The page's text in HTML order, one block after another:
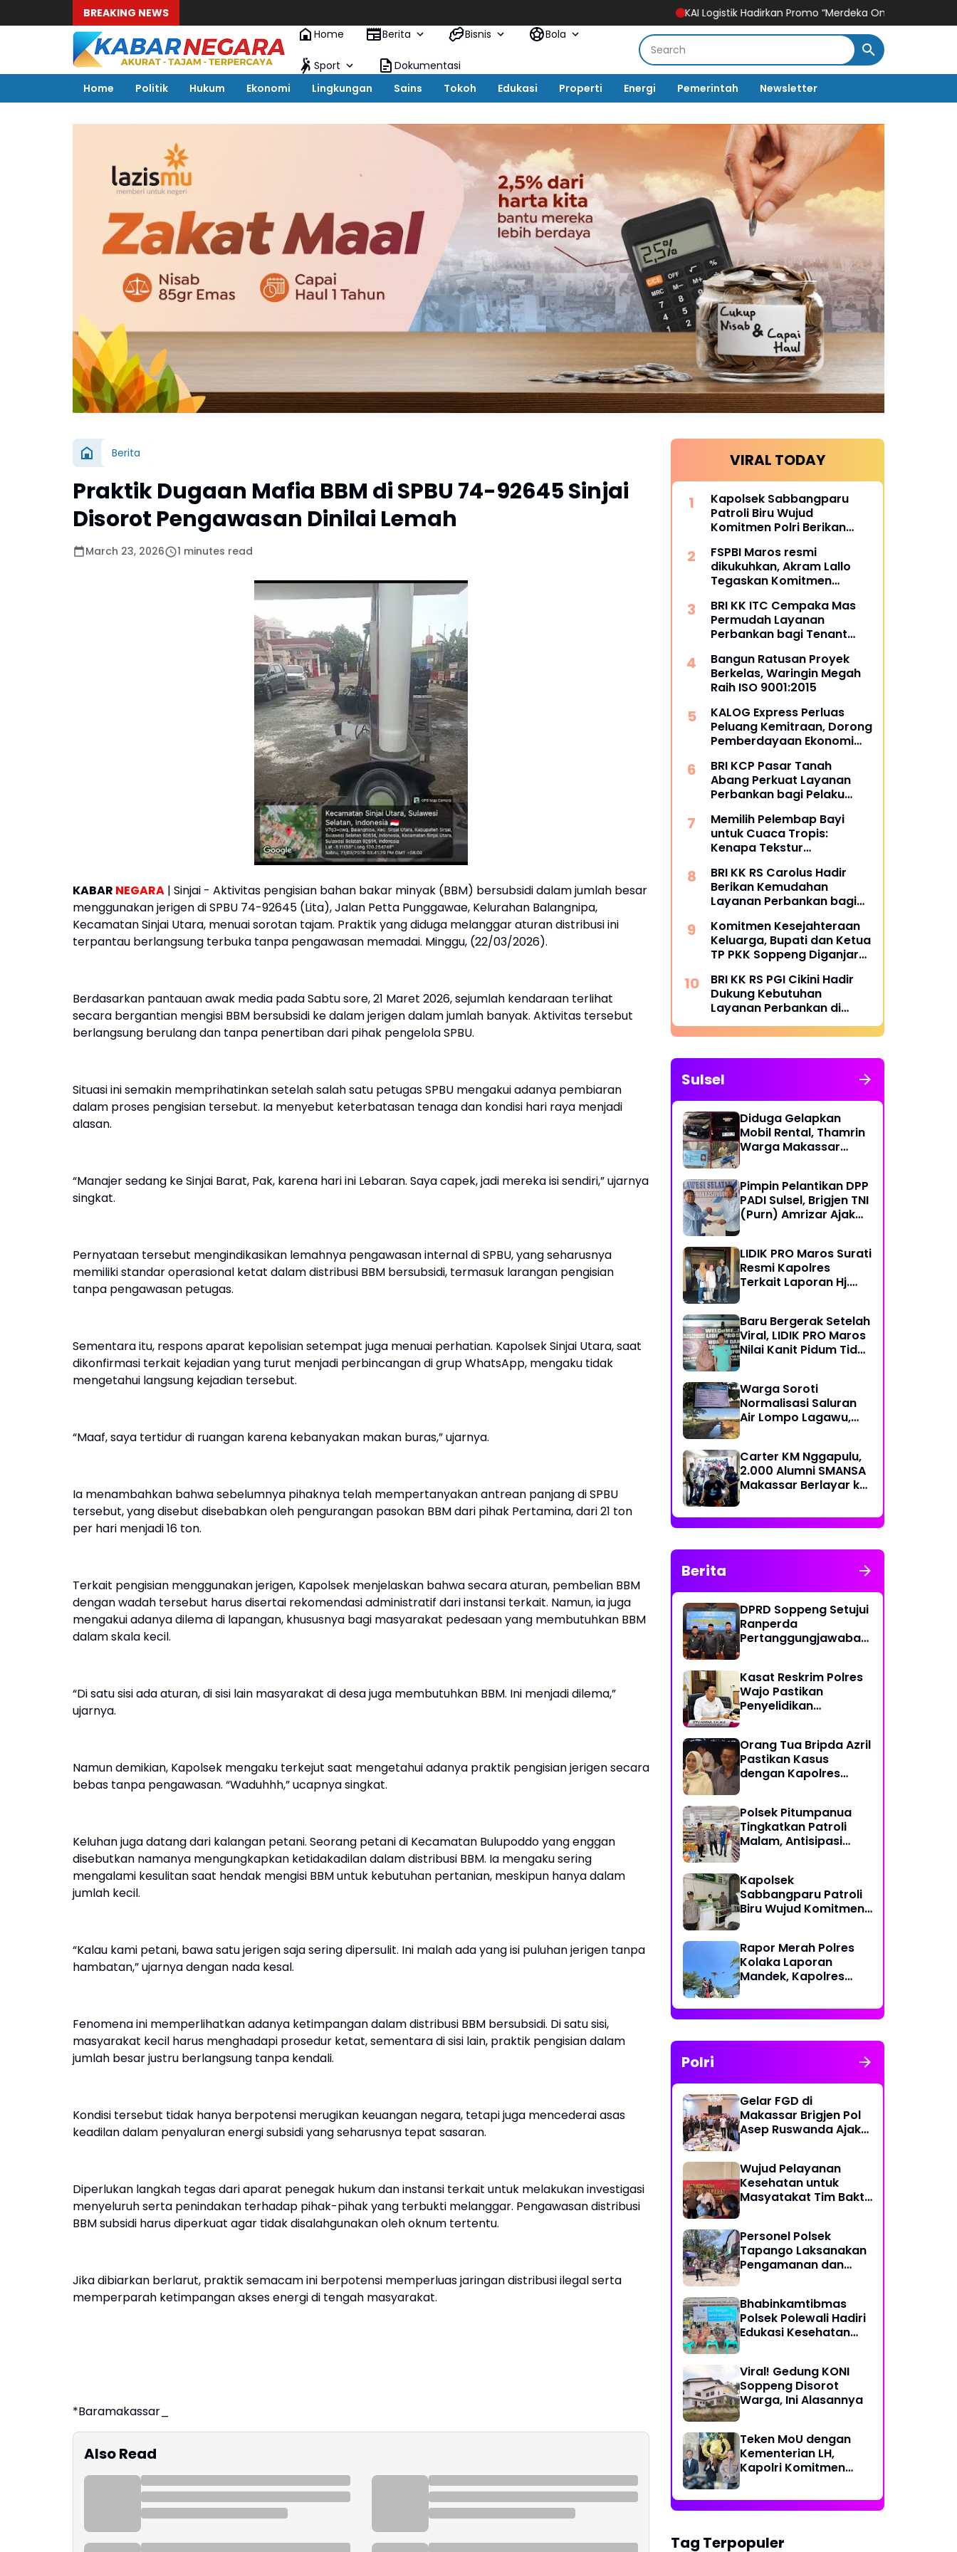
BREAKING NEWS
KAI Logistik Hadirkan Promo “Merdeka Ongkir” untuk Pengiriman Paket
Home
Berita Bisnis Bola
Sport
Dokumentasi
Home
Politik Hukum Ekonomi Lingkungan Sains Tokoh Edukasi Properti Energi Pemerintah Newsletter
Berita
Praktik Dugaan Mafia BBM di SPBU 74-92645 Sinjai
Disorot Pengawasan Dinilai Lemah
March 23, 2026 1 minutes read
KABAR NEGARA | Sinjai - Aktivitas pengisian bahan bakar minyak (BBM) bersubsidi dalam jumlah besar
menggunakan jerigen di SPBU 74-92645 (Lita), Jalan Petta Punggawae, Kelurahan Balangnipa,
Kecamatan Sinjai Utara, menuai sorotan tajam. Praktik yang diduga melanggar aturan distribusi ini
terpantau berlangsung terbuka tanpa pengawasan memadai. Minggu, (22/03/2026).
Berdasarkan pantauan awak media pada Sabtu sore, 21 Maret 2026, sejumlah kendaraan terlihat
secara bergantian mengisi BBM bersubsidi ke dalam jerigen dalam jumlah banyak. Aktivitas tersebut
berlangsung berulang dan tanpa penertiban dari pihak pengelola SPBU.
Situasi ini semakin memprihatinkan setelah salah satu petugas SPBU mengakui adanya pembiaran
dalam proses pengisian tersebut. Ia menyebut keterbatasan tenaga dan kondisi hari raya menjadi
alasan.
“Manajer sedang ke Sinjai Barat, Pak, karena hari ini Lebaran. Saya capek, jadi mereka isi sendiri,” ujarnya
singkat.
Pernyataan tersebut mengindikasikan lemahnya pengawasan internal di SPBU, yang seharusnya
memiliki standar operasional ketat dalam distribusi BBM bersubsidi, termasuk larangan pengisian
tanpa pengawasan petugas.
Sementara itu, respons aparat kepolisian setempat juga menuai perhatian. Kapolsek Sinjai Utara, saat
dikonfirmasi terkait kejadian yang turut menjadi perbincangan di grup WhatsApp, mengaku tidak
mengetahui langsung kejadian tersebut.
“Maaf, saya tertidur di ruangan karena kebanyakan makan buras,” ujarnya.
Ia menambahkan bahwa sebelumnya pihaknya telah mempertanyakan antrean panjang di SPBU
tersebut, yang disebut disebabkan oleh pengurangan pasokan BBM dari pihak Pertamina, dari 21 ton
per hari menjadi 16 ton.
Terkait pengisian menggunakan jerigen, Kapolsek menjelaskan bahwa secara aturan, pembelian BBM
dengan wadah tersebut harus disertai rekomendasi administratif dari instansi terkait. Namun, ia juga
mengakui adanya dilema di lapangan, khususnya bagi masyarakat pedesaan yang membutuhkan BBM
dalam skala kecil.
“Di satu sisi ada aturan, di sisi lain masyarakat di desa juga membutuhkan BBM. Ini menjadi dilema,”
ujarnya.
Namun demikian, Kapolsek mengaku terkejut saat mengetahui adanya praktik pengisian jerigen secara
bebas tanpa pengawasan. “Waduhhh,” ucapnya singkat.
Keluhan juga datang dari kalangan petani. Seorang petani di Kecamatan Bulupoddo yang enggan
disebutkan namanya mengungkapkan ketidakadilan dalam distribusi BBM. Ia mengaku sering
mengalami kesulitan saat hendak mengisi BBM untuk kebutuhan pertanian, meskipun hanya dalam
jumlah kecil.
“Kalau kami petani, bawa satu jerigen saja sering dipersulit. Ini malah ada yang isi puluhan jerigen tanpa
hambatan,” ujarnya dengan nada kesal.
Fenomena ini memperlihatkan adanya ketimpangan dalam distribusi BBM bersubsidi. Di satu sisi,
masyarakat kecil harus menghadapi prosedur ketat, sementara di sisi lain, praktik pengisian dalam
jumlah besar justru berlangsung tanpa kendali.
Kondisi tersebut tidak hanya berpotensi merugikan keuangan negara, tetapi juga mencederai asas
keadilan dalam penyaluran energi subsidi yang seharusnya tepat sasaran.
Diperlukan langkah tegas dari aparat penegak hukum dan instansi terkait untuk melakukan investigasi
menyeluruh serta penindakan terhadap pihak-pihak yang terbukti melanggar. Pengawasan distribusi
BBM subsidi harus diperkuat agar tidak disalahgunakan oleh oknum tertentu.
Jika dibiarkan berlarut, praktik semacam ini berpotensi memperluas jaringan distribusi ilegal serta
memperparah ketimpangan akses energi di tengah masyarakat.
*Baramakassar_
Also Read
VIRAL TODAY
Kapolsek Sabbangparu
Patroli Biru Wujud
Komitmen Polri Berikan
Masyarakat
FSPBI Maros resmi
dikukuhkan, Akram Lallo
Tegaskan Komitmen
Pekerja
BRI KK ITC Cempaka Mas
Permudah Layanan
Perbankan bagi Tenant
Bangun Ratusan Proyek
Berkelas, Waringin Megah
Raih ISO 9001:2015
KALOG Express Perluas
Peluang Kemitraan, Dorong
Pemberdayaan Ekonomi
BRI KCP Pasar Tanah
Abang Perkuat Layanan
Perbankan bagi Pelaku
Pusat Grosir Terbesar di
Indonesia
Memilih Pelembap Bayi
untuk Cuaca Tropis:
Kenapa Tekstur
BRI KK RS Carolus Hadir
Berikan Kemudahan
Layanan Perbankan bagi
Masyarakat
Komitmen Kesejahteraan
Keluarga, Bupati dan Ketua
TP PKK Soppeng Diganjar
BKKBN
BRI KK RS PGI Cikini Hadir
Dukung Kebutuhan
Layanan Perbankan di
Lingkungan Rumah Sakit
Sulsel
Diduga Gelapkan
Mobil Rental, Thamrin
Warga Makassar
Pimpin Pelantikan DPP
PADI Sulsel, Brigjen TNI
(Purn) Amrizar Ajak
Dengan Hati Bersih
LIDIK PRO Maros Surati
Resmi Kapolres
Terkait Laporan Hj.
Baru Bergerak Setelah
Viral, LIDIK PRO Maros
Nilai Kanit Pidum Tidak
Warga Soroti
Normalisasi Saluran
Air Lompo Lagawu,
Seimbang dengan
Hasil Pekerjaan
Carter KM Nggapulu,
2.000 Alumni SMANSA
Makassar Berlayar ke
Meriahkan Temu
Nasional IV di
Berita
DPRD Soppeng Setujui
Ranperda
Pertanggungjawaban
Kasat Reskrim Polres
Wajo Pastikan
Penyelidikan
Orang Tua Bripda Azril
Pastikan Kasus
dengan Kapolres
Polsek Pitumpanua
Tingkatkan Patroli
Malam, Antisipasi
Kriminalitas di
Wilayah Hukum
Kapolsek
Sabbangparu Patroli
Biru Wujud Komitmen
Masyarakat
Rapor Merah Polres
Kolaka Laporan
Mandek, Kapolres
Perkap dan Abaikan
Kepastian Hukum
Polri
Gelar FGD di
Makassar Brigjen Pol
Asep Ruswanda Ajak
Wujud Pelayanan
Kesehatan untuk
Masyatakat Tim Bakti
Perjalanan Ekstrem 10
Jam Demi Layani
Warga Desa Kopeang
Personel Polsek
Tapango Laksanakan
Pengamanan dan
Tradisional Pelitakan
Bhabinkamtibmas
Polsek Polewali Hadiri
Edukasi Kesehatan
Kelurahan Sulewatang
Viral! Gedung KONI
Soppeng Disorot
Warga, Ini Alasannya
Teken MoU dengan
Kementerian LH,
Kapolri Komitmen
Lingkungan Hidup Jadi
Lebih Baik
Tag Terpopuler